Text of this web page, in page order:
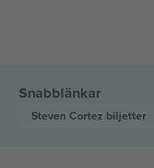
Snabblänkar
Steven Cortez biljetter